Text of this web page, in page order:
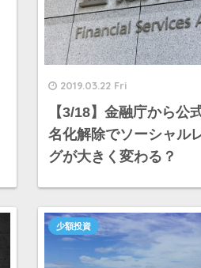
2019.03.22 Fri
【3/18】金融庁から公
名化解除でソーシャル
グが大きく変わる？
少額投資